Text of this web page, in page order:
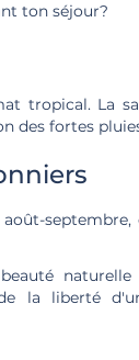
ton séjour?
tropical. La
des fortes
la liberté